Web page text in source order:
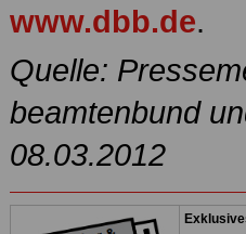
www.dbb.de.
Quelle:
beamtenbund
08.03.2012